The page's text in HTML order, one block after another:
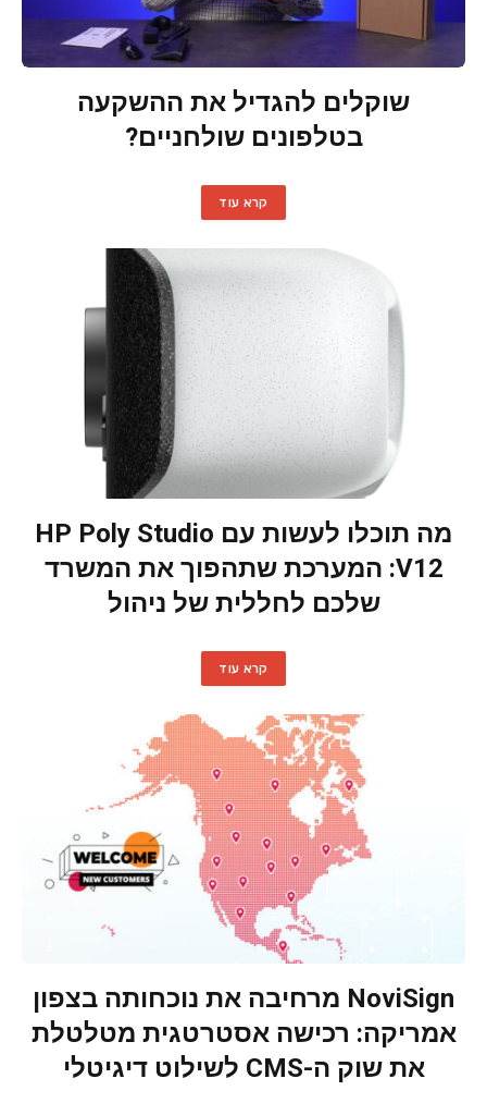
שוקלים להגדיל את ההשקעה
בטלפונים שולחניים?
קרא עוד
מה תוכלו לעשות עם HP Poly Studio
V12: המערכת שתהפוך את המשרד
שלכם לחללית של ניהול
קרא עוד
NoviSign מרחיבה את נוכחותה בצפון
אמריקה: רכישה אסטרטגית מטלטלת
את שוק ה-CMS לשילוט דיגיטלי